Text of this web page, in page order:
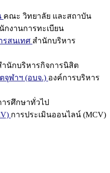
คณะ วิทยาลัย และสถาบัน
กงานการทะเบียน
รสนเทศ สำนักบริหาร
ำนักบริหารกิจการนิสิต
จุฬาฯ (อบจ.) องค์การบริหาร
รศึกษาทั่วไป
การประเมินออนไลน์ (MCV)